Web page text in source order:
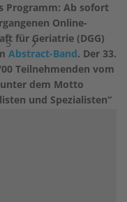
Programm: Ab sofort
Online-
für Geriatrie (DGG)
Abstract-Band. Der 33.
Teilnehmenden vom
dem Motto
und Spezialisten“
5